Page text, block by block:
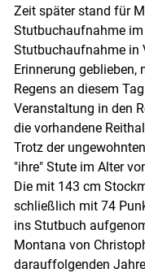
Zeit später stand für
Stutbuchaufnahme
Stutbuchaufnahme in
Erinnerung geblieben,
Regens an diesem
Veranstaltung in den
die vorhandene
Trotz der
"ihre" Stute im Alter
Die mit 143 cm
schließlich mit 74
ins Stutbuch
Montana von
darauffolgenden